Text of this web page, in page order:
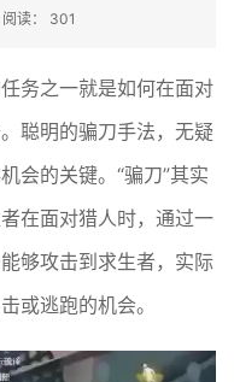
阅读： 301
务之一就是如何在面对
聪明的骗刀手法，无疑
会的关键。“骗刀”其实
在面对猎人时，通过一
够攻击到求生者，实际
或逃跑的机会。